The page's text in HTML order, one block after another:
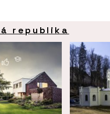
republika